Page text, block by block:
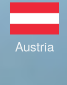
Austria